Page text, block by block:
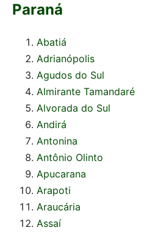
Paraná
Abatiá
Adrianópolis
Agudos do Sul
Almirante Tamandaré
Alvorada do Sul
Andirá
Antonina
Antônio Olinto
Apucarana
Arapoti
Araucária
Assaí